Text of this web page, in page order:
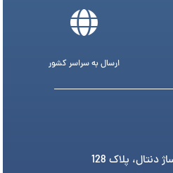
ارسال به سراسر کشور
دنتال، پلاک 128